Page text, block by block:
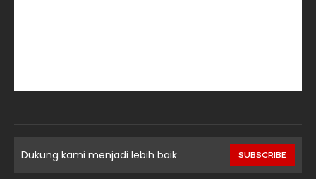
Dukung kami menjadi lebih baik SUBSCRIBE